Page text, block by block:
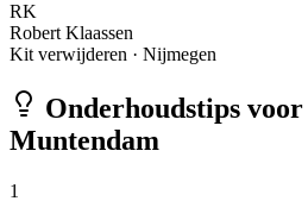
RK
Robert Klaassen
Kit verwijderen · Nijmegen
Onderhoudstips
Muntendam
1